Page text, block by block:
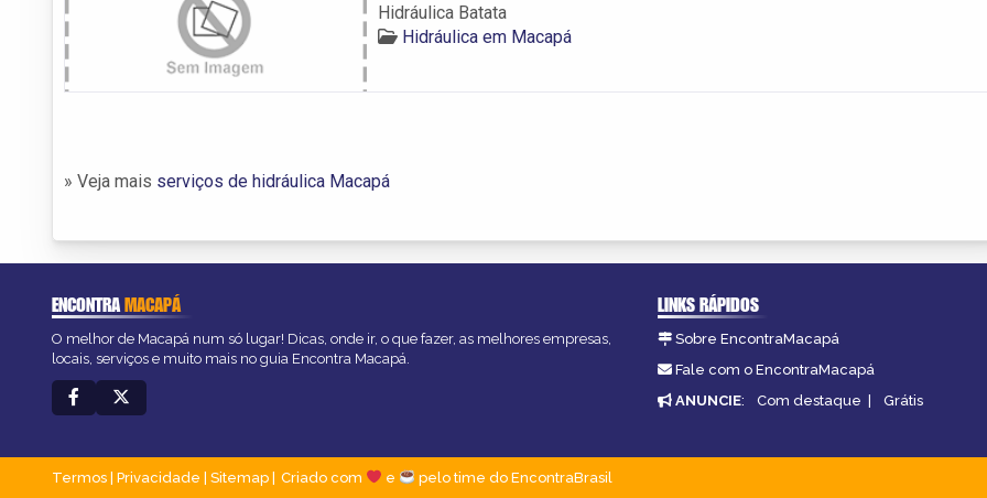
Hidráulica Batata
Hidráulica em Macapá
» Veja mais serviços de hidráulica Macapá
ENCONTRAMACAPÁ
O melhor de Macapá num só lugar! Dicas, onde ir, o que fazer, as melhores empresas,
locais, serviços e muito mais no guia Encontra Macapá.
LINKS RÁPIDOS
Sobre EncontraMacapá
Fale com o EncontraMacapá
ANUNCIE: Com destaque | Grátis
Termos Privacidade Sitemap Criado com e pelo time do EncontraBrasil